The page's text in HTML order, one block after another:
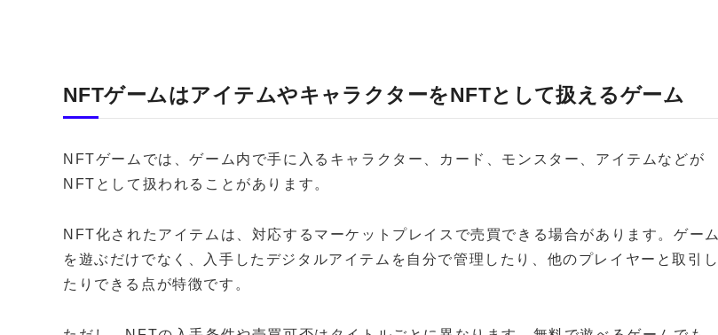
NFTゲームはアイテムやキャラクターをNFTとして扱えるゲーム
NFTゲームでは、ゲーム内で手に入るキャラクター、カード、モンスター、アイテムなどが
NFTとして扱われることがあります。
NFT化されたアイテムは、対応するマーケットプレイスで売買できる場合があります。ゲーム
を遊ぶだけでなく、入手したデジタルアイテムを自分で管理したり、他のプレイヤーと取引し
たりできる点が特徴です。